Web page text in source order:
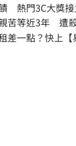
熱門3C大獎接
苦等近3年 遭
差一點？快上